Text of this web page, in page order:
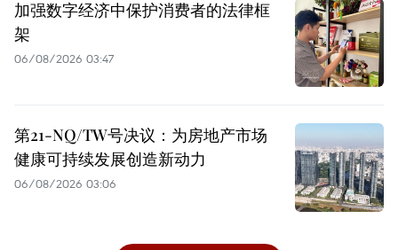
加强数字经济中保护消费者的法律框
架
06/08/2026 03:47
第21-NQ/TW号决议：为房地产市场
健康可持续发展创造新动力
06/08/2026 03:06